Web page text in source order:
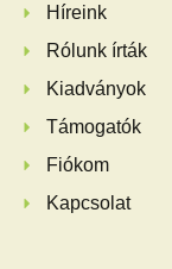
Híreink
Rólunk írták
Kiadványok
Támogatók
Fiókom
Kapcsolat